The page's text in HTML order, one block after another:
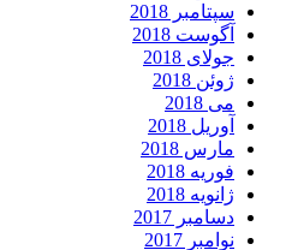
سپتامبر 2018
آگوست 2018
جولای 2018
ژوئن 2018
می 2018
آوریل 2018
مارس 2018
فوریه 2018
ژانویه 2018
دسامبر 2017
نوامبر 2017